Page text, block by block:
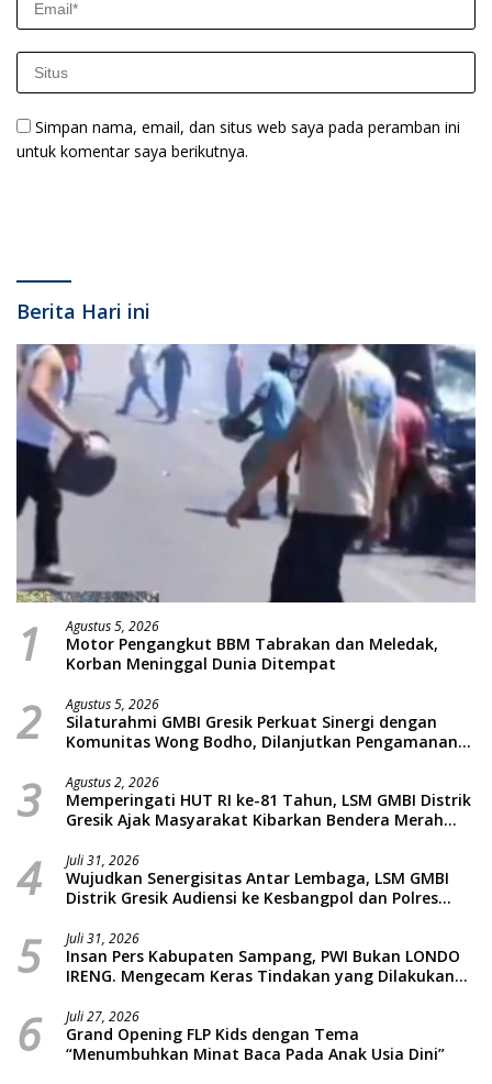
Simpan nama, email, dan situs web saya pada peramban ini
untuk komentar saya berikutnya.
Berita Hari ini
1 Agustus 5, 2026
Motor Pengangkut BBM Tabrakan dan Meledak,
Korban Meninggal Dunia Ditempat
2 Agustus 5, 2026
Silaturahmi GMBI Gresik Perkuat Sinergi dengan
Komunitas Wong Bodho, Dilanjutkan Pengamanan
Massal dan Santunan Anak Yatim
3 Agustus 2, 2026
Memperingati HUT RI ke-81 Tahun, LSM GMBI Distrik
Gresik Ajak Masyarakat Kibarkan Bendera Merah
4 Juli 31, 2026
Wujudkan Senergisitas Antar Lembaga, LSM GMBI
Distrik Gresik Audiensi ke Kesbangpol dan Polres
Piatu
5 Juli 31, 2026
Insan Pers Kabupaten Sampang, PWI Bukan LONDO
IRENG. Mengecam Keras Tindakan yang Dilakukan
6 Juli 27, 2026
Grand Opening FLP Kids dengan Tema
“Menumbuhkan Minat Baca Pada Anak Usia Dini”